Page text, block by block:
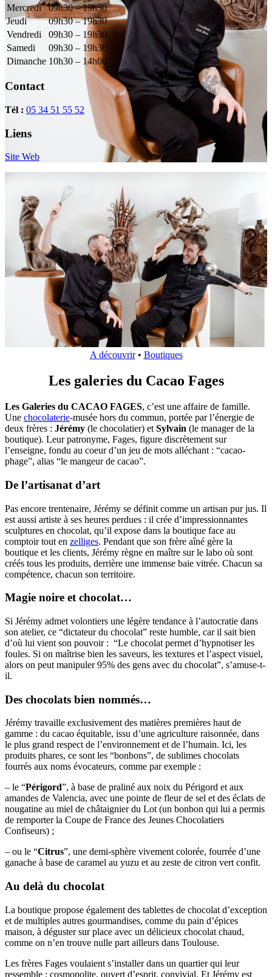
Mercredi
09h30 – 19h30
Jeudi
09h30 – 19h30
Vendredi
09h30 – 19h30
Samedi
09h30 – 19h30
Dimanche 10h30 – 14h00
Contact
Tél : 05 34 51 55 52
Liens
Site Web
A découvrir• Boutiques
Les galeries du Cacao Fages
Les Galeries du CACAO FAGES, c’est une affaire de famille.
Une chocolaterie-musée hors du commun, portée par l’énergie de
deux frères : Jérémy (le chocolatier) et Sylvain (le manager de la
boutique). Leur patronyme, Fages, figure discrètement sur
l’enseigne, fondu au coeur d’un jeu de mots alléchant : “cacao-
phage”, alias “le mangeur de cacao”.
De l’artisanat d’art
Pas encore trentenaire, Jérémy se définit comme un artisan pur jus. Il
est aussi artiste à ses heures perdues : il crée d’impressionnantes
sculptures en chocolat, qu’il expose dans la boutique face au
comptoir tout en zelliges. Pendant que son frère aîné gère la
boutique et les clients, Jérémy règne en maître sur le labo où sont
créés tous les produits, derrière une immense baie vitrée. Chacun sa
compétence, chacun son territoire.
Magie noire et chocolat…
Si Jérémy admet volontiers une légère tendance à l’autocratie dans
son atelier, ce “dictateur du chocolat” reste humble, car il sait bien
d’où lui vient son pouvoir : “Le chocolat permet d’hypnotiser les
foules. Si on maîtrise bien les saveurs, les textures et l’aspect visuel,
alors on peut manipuler 95% des gens avec du chocolat”, s’amuse-t-
il.
Des chocolats bien nommés…
Jérémy travaille exclusivement des matières premières haut de
gamme : du cacao équitable, issu d’une agriculture raisonnée, dans
le plus grand respect de l’environnement et de l’humain. Ici, les
produits phares, ce sont les “bonbons”, de sublimes chocolats
fourrés aux noms évocateurs, comme par exemple :
– le “Périgord”, à base de praliné aux noix du Périgord et aux
amandes de Valencia, avec une pointe de fleur de sel et des éclats de
nougatine au miel de châtaignier du Lot (un bonbon qui lui a permis
de remporter la Coupe de France des Jeunes Chocolatiers
Confiseurs) ;
– ou le “Citrus”, une demi-sphère vivement colorée, fourrée d’une
ganache à base de caramel au yuzu et au zeste de citron vert confit.
Au delà du chocolat
La boutique propose également des tablettes de chocolat d’exception
et de multiples autres gourmandises, comme du pain d’épices
maison, à déguster sur place avec un délicieux chocolat chaud,
comme on n’en trouve nulle part ailleurs dans Toulouse.
Les frères Fages voulaient s’installer dans un quartier qui leur
ressemble : cosmopolite, ouvert d’esprit, convivial. Et Jérémy est